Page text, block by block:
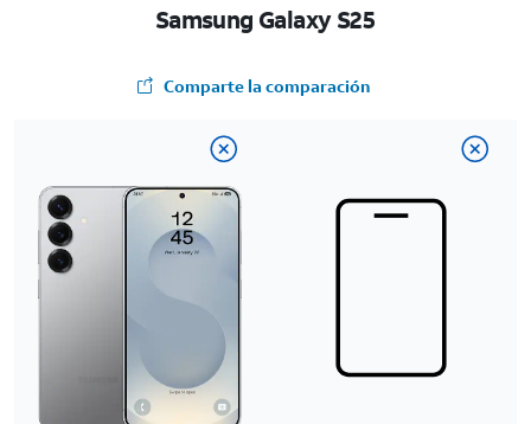
Samsung Galaxy S25
Comparte la comparación